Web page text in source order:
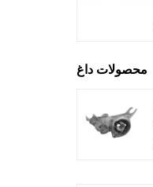
محصولات داغ